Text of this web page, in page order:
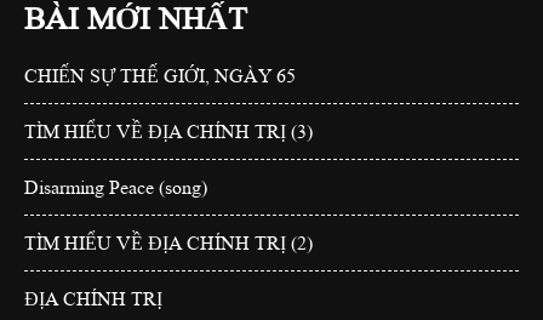
BÀI MỚI NHẤT
CHIẾN SỰ THẾ GIỚI, NGÀY 65
TÌM HIỂU VỀ ĐỊA CHÍNH TRỊ (3)
Disarming Peace (song)
TÌM HIỂU VỀ ĐỊA CHÍNH TRỊ (2)
ĐỊA CHÍNH TRỊ